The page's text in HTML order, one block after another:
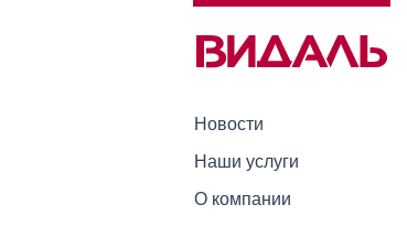
Новости
Наши услуги
О компании